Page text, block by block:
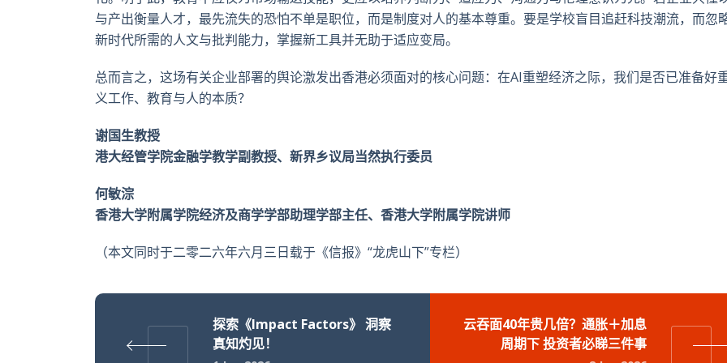
与产出衡量人才，最先流失的恐怕不单是职位，而是制度对人的基本尊重。要是学校盲目追赶科技潮流，而忽
新时代所需的人文与批判能力，掌握新工具并无助于适应变局。
总而言之，这场有关企业部署的舆论激发出香港必须面对的核心问题：在AI重塑经济之际，我们是否已准备好
义工作、教育与人的本质？
谢国生教授
港大经管学院金融学教学副教授、新界乡议局当然执行委员
何敏淙
香港大学附属学院经济及商学学部助理学部主任、香港大学附属学院讲师
（本文同时于二零二六年六月三日载于《信报》“龙虎山下”专栏）
探索《Impact Factors》 洞察
真知灼见！
云吞面40年贵几倍？通胀＋加息
周期下 投资者必睇三件事